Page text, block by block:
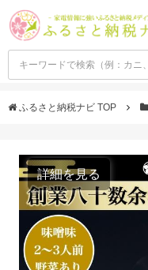
ふるさと納税ナビ TOP
詳細を見る